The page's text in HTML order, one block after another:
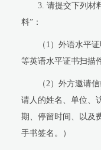
3. 请提交下列材
料” ：
（ 1 ）外语水平
等英语水平证书扫描
（ 2 ）外方邀请
请人的姓名、单位、
期、停留时间、以及
手书签名。）